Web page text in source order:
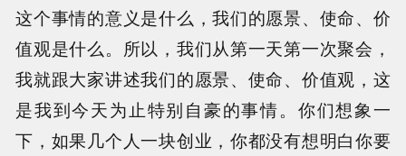
这个事情的意义是什么，我们的愿景、使命、价
值观是什么。所以，我们从第一天第一次聚会，
我就跟大家讲述我们的愿景、使命、价值观，这
是我到今天为止特别自豪的事情。你们想象一
下，如果几个人一块创业，你都没有想明白你要